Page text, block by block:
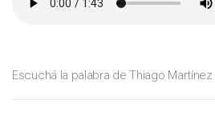
Escuchá la palabra de Thiago Martínez.